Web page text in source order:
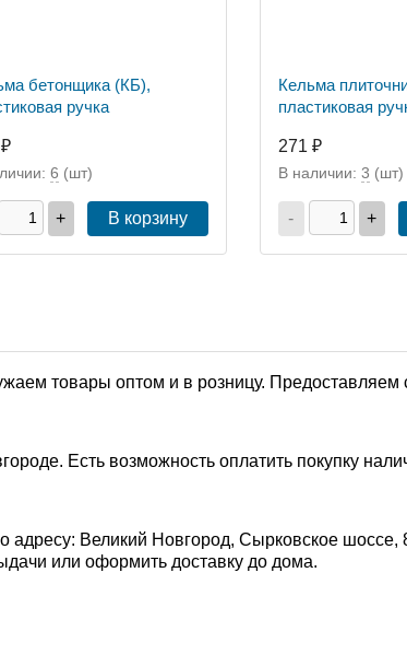
бетонщика (КБ),
ручка
6 (шт)
+ В корзину
Кельма
пластиковая
271 ₽
В наличии: 3 (шт)
- +
товары оптом и в розницу. Предоставляем
Есть возможность оплатить покупку
адресу: Великий Новгород, Сырковское шоссе,
или оформить доставку до дома.